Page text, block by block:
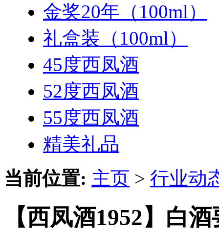
金奖20年（100ml）
礼盒装（100ml）
45度西凤酒
52度西凤酒
55度西凤酒
精美礼品
当前位置: 主页 > 行业动
【西凤酒1952】白